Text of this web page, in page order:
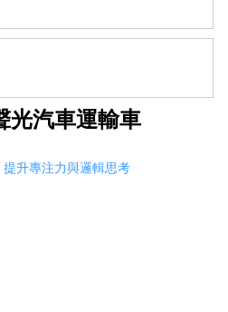
光汽車運輸車
升專注力與邏輯思考